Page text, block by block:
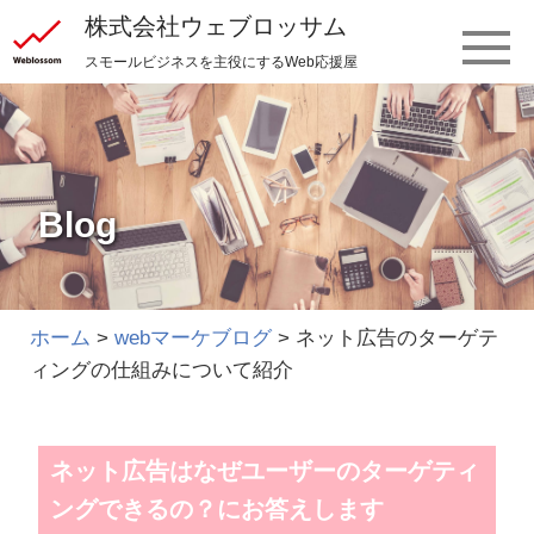
株式会社ウェブロッサム
スモールビジネスを主役にするWeb応援屋
ホーム > webマーケブログ > ネット広告のターゲテ
ィングの仕組みについて紹介
Blog
更新日時：2022.08.01
カテゴリー：webマーケブログ
ネット広告はなぜユーザーのターゲティ
ングできるの？にお答えします